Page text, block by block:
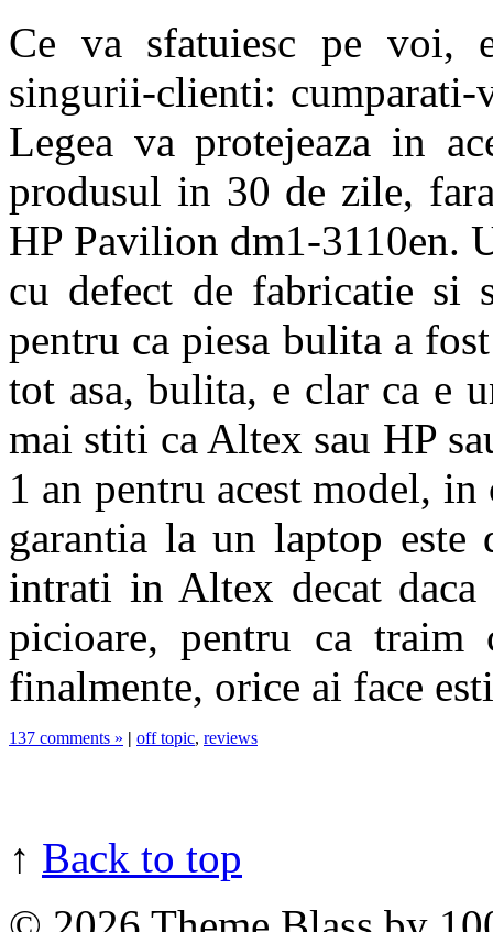
Ce va sfatuiesc pe voi,
singurii-clienti: cumparati-
Legea va protejeaza in
produsul in 30 de zile,
HP Pavilion dm1-3110en.
cu defect de fabricatie si
pentru ca piesa bulita a
tot asa, bulita, e clar ca e
mai stiti ca Altex sau HP
1 an pentru acest model,
garantia la un laptop
intrati in Altex decat
picioare, pentru ca
finalmente, orice ai face
137 comments » | off topic, reviews
↑ Back to top